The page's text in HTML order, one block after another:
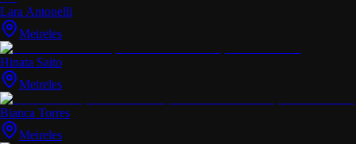
Lara Antonelli
Meireles
Hinata Saito
Meireles
Bianca Torres
Meireles